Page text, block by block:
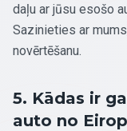
daļu ar jūsu esošo
Sazinieties ar
novērtēšanu.
5. Kādas ir
auto no